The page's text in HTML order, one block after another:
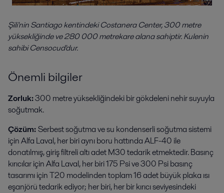
Şili'nin Santiago kentindeki Costanera Center, 300 metre
yüksekliğinde ve 280 000 metrekare alana sahiptir. Kulenin
sahibi Censocud'dur.
Önemli bilgiler
Zorluk:300 metre yüksekliğindeki bir gökdeleni nehir suyuyla
soğutmak.
Çözüm:Serbest soğutma ve su kondenserli soğutma sistemi
için Alfa Laval, her biri aynı boru hattında ALF-40 ile
donatılmış, giriş filtreli altı adet M30 tedarik etmektedir. Basınç
kırıcılar için Alfa Laval, her biri 175 Psi ve 300 Psi basınç
tasarımı için T20 modelinden toplam 16 adet büyük plaka ısı
eşanjörü tedarik ediyor; her biri, her bir kırıcı seviyesindeki